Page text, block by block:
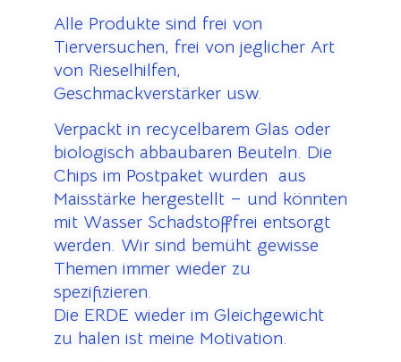
Alle Produkte sind frei von
Tierversuchen, frei von jeglicher Art
von Rieselhilfen,
Geschmackverstärker usw.
Verpackt in recycelbarem Glas oder
biologisch abbaubaren Beuteln. Die
Chips im Postpaket wurden aus
Maisstärke hergestellt – und könnten
mit Wasser Schadstofffrei entsorgt
werden. Wir sind bemüht gewisse
Themen immer wieder zu
spezifizieren.
Die ERDE wieder im Gleichgewicht
zu halen ist meine Motivation.